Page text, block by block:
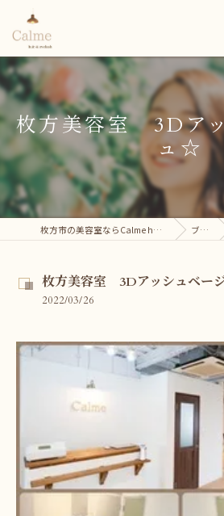
枚方美容室 3Dア
ュ☆
枚方市の美容室ならCalme hair＆eyelash ブログ
枚方美容室 3Dアッシュベー
2022/03/26